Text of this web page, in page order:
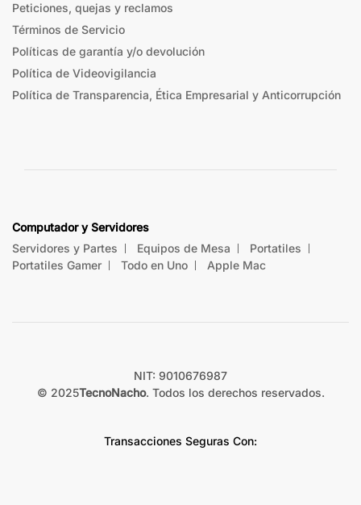
Peticiones, quejas y reclamos
Términos de Servicio
Políticas de garantía y/o devolución
Política de Videovigilancia
Política de Transparencia, Ética Empresarial y Anticorrupción
Computador y Servidores
Servidores y Partes
Equipos de Mesa
Portatiles
Portatiles Gamer
Todo en Uno Apple Mac
NIT: 9010676987
© 2025TecnoNacho. Todos los derechos reservados.
Transacciones Seguras Con: